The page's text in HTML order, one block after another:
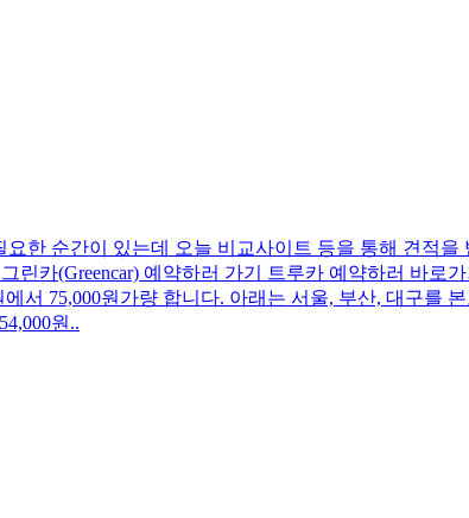
한 순간이 있는데 오늘 비교사이트 등을 통해 견적
카(Greencar) 예약하러 가기 트루카 예약하러 바로가
서 75,000원가량 합니다. 아래는 서울, 부산, 대구를
원..